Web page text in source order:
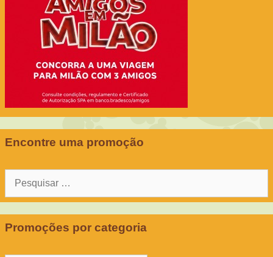
Encontre uma promoção
Pesquisar
Promoções por categoria